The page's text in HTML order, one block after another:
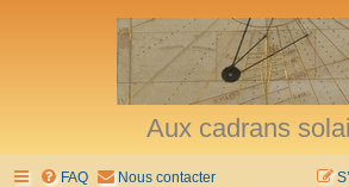
Aux cadrans
FAQ Nous contacter